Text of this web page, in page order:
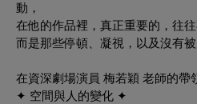
動，
在他的作品裡，真正重要的，往
而是那些停頓、凝視，以及沒有被
在資深劇場演員 梅若穎 老師的帶
✦ 空間與人的變化 ✦